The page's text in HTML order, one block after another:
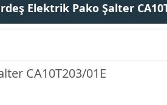
Elektrik Pako Şalter
CA10T203/01E